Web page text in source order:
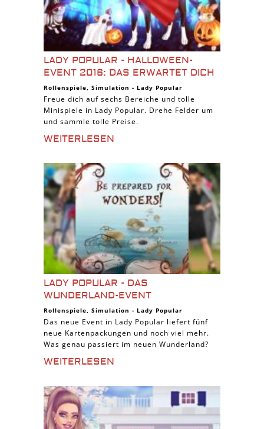
LADY POPULAR - HALLOWEEN-
EVENT 2016: DAS ERWARTET DICH
Rollenspiele, Simulation - Lady Popular
Freue dich auf sechs Bereiche und tolle
Minispiele in Lady Popular. Drehe Felder um
und sammle tolle Preise.
WEITERLESEN
LADY POPULAR - DAS
WUNDERLAND-EVENT
Rollenspiele, Simulation - Lady Popular
Das neue Event in Lady Popular liefert fünf
neue Kartenpackungen und noch viel mehr.
Was genau passiert im neuen Wunderland?
WEITERLESEN